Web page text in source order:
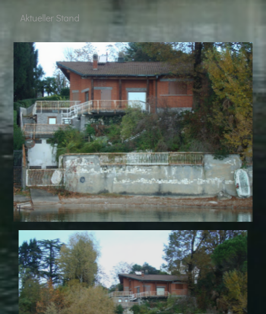
Aktueller Stand